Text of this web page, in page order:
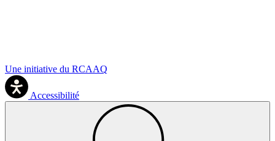
Une initiative du RCAAQ
Accessibilité